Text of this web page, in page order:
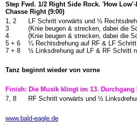
Step Fwd. 1/2 Right Side Rock. 'How
Chasse Right (9:00)
1, 2
3
4
5 + 6
7 + 8
LF Schritt vorwärts und ½
(Knie beugen & strecken, dabei die
(Knie beugen & strecken, dabei die
¼ Rechtsdrehung auf RF & LF
½ Linksdrehung auf LF & RF Schritt
Tanz beginnt wieder von vorne
Finish: Die Musik klingt im 13.
7, 8
RF Schritt vorwärts und ½
www.bald-eagle.de